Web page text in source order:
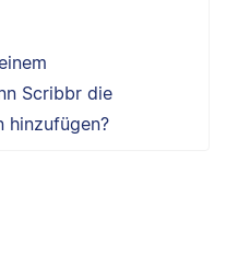
Scribbr die
hinzufügen?